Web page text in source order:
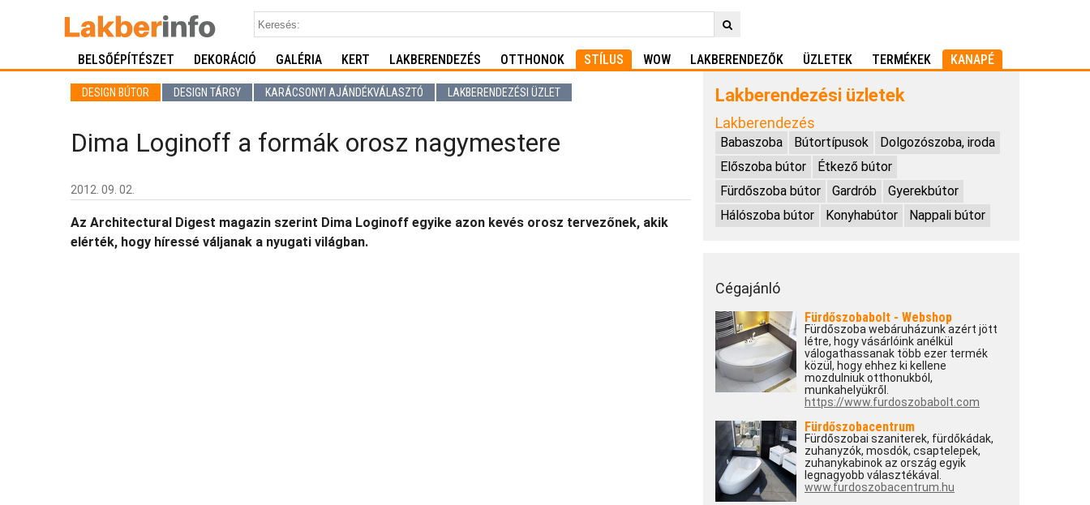
BELSŐÉPÍTÉSZET DEKORÁCIÓ GALÉRIA KERT LAKBERENDEZÉS OTTHONOK STÍLUS WOW LAKBERENDEZŐK ÜZLETEK TERMÉKEK KANAPÉ
DESIGN BÚTOR DESIGN TÁRGY KARÁCSONYI AJÁNDÉKVÁLASZTÓ LAKBERENDEZÉSI ÜZLET
Dima Loginoff a formák orosz nagymestere
2012. 09. 02.
Az Architectural Digest magazin szerint Dima Loginoff egyike azon kevés orosz tervezőnek, akik
elérték, hogy híressé váljanak a nyugati világban.
Lakberendezési üzletek
Lakberendezés
Babaszoba Bútortípusok
Dolgozószoba, iroda
Előszoba bútor
Étkező bútor
Fürdőszoba bútor
Gardrób
Gyerekbútor
Hálószoba bútor
Konyhabútor Nappali bútor
Cégajánló
Fürdőszobabolt - Webshop
Fürdőszoba webáruházunk azért jött
létre, hogy vásárlóink anélkül
válogathassanak több ezer termék
közül, hogy ehhez ki kellene
mozdulniuk otthonukból,
munkahelyükről.
https://www.furdoszobabolt.com
Fürdőszobacentrum
Fürdőszobai szaniterek, fürdőkádak,
zuhanyzók, mosdók, csaptelepek,
zuhanykabinok az ország egyik
legnagyobb választékával.
www.furdoszobacentrum.hu